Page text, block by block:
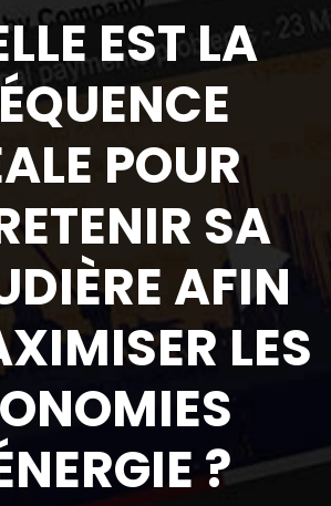
EST LA
POUR
SA
AFIN
LES
?